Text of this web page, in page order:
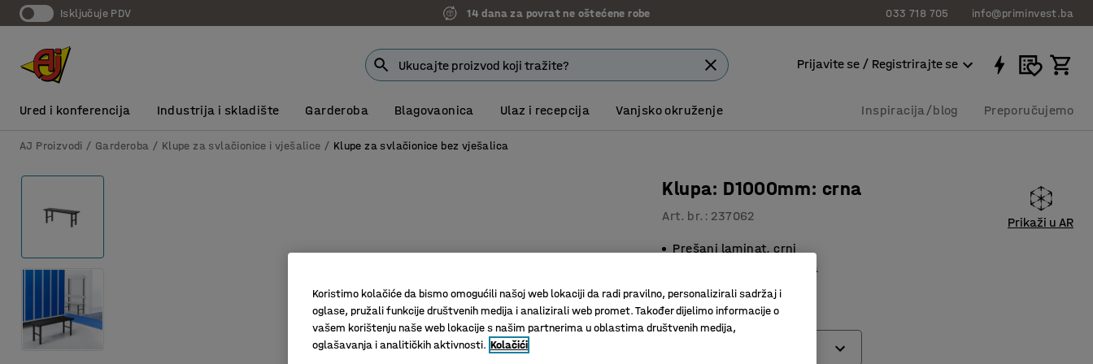
Isključuje PDV 14 dana za povrat ne oštećene robe 033 718 705 info@priminvest.ba
Prijavite se / Registrirajte se
Ured i konferencija Industrija i skladište Garderoba Blagovaonica Ulaz i recepcija Vanjsko okruženje Inspiracija/blog Preporučujemo
AJ Proizvodi Garderoba Klupe za svlačionice i vješalice Klupe za svlačionice bez vješalica
Klupa: D1000mm: crna
Art. br. : 237062
Prikaži u AR
Prešani laminat, crni
Okvir od cjevastog čelika
Čvrsta i izdržljiva
Dužina (mm)
Koristimo kolačiće da bismo omogućili našoj web lokaciji da radi pravilno, personalizirali sadržaj i
oglase, pružali funkcije društvenih medija i analizirali web promet. Također dijelimo informacije o
vašem korištenju naše web lokacije s našim partnerima u oblastima društvenih medija,
oglašavanja i analitičkih aktivnosti. Kolačići